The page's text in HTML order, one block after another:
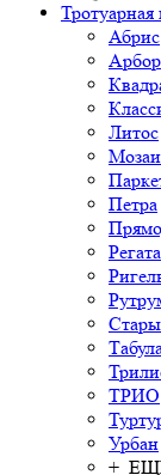
Тротуарная
Абрис
Арбор
Литос
Петра
Регата
ТРИО
Урбан
+